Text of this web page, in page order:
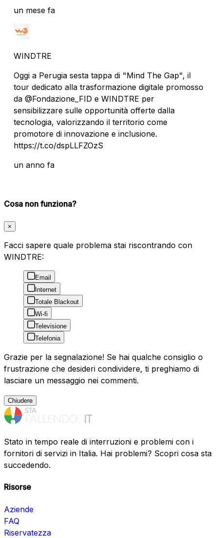
un mese fa
WINDTRE
Oggi a Perugia sesta tappa di "Mind The Gap", il
tour dedicato alla trasformazione digitale promosso
da @Fondazione_FID e WINDTRE per
sensibilizzare sulle opportunità offerte dalla
tecnologia, valorizzando il territorio come
promotore di innovazione e inclusione.
https://t.co/dspLLFZOzS
un anno fa
Cosa non funziona?
×
Facci sapere quale problema stai riscontrando con
WINDTRE:
Email
Internet
Totale Blackout
Wi-fi
Televisione
Telefonia
Grazie per la segnalazione! Se hai qualche consiglio o
frustrazione che desideri condividere, ti preghiamo di
lasciare un messaggio nei commenti.
Chiudere
Stato in tempo reale di interruzioni e problemi con i
fornitori di servizi in Italia. Hai problemi? Scopri cosa sta
succedendo.
Risorse
Aziende
FAQ
Riservatezza